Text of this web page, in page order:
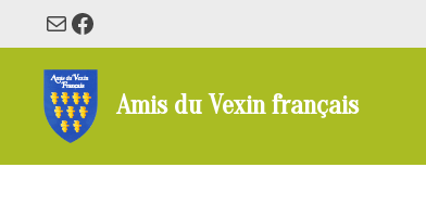
contenu
E-mailFacebook
Amis du Vexin français